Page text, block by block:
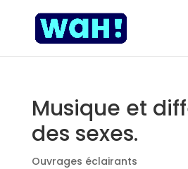
Musique et
des sexes.
Ouvrages éclairants